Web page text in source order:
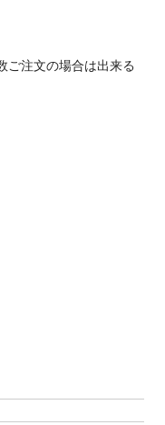
注文の場合は出来る